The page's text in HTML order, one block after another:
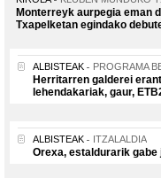
Monterreyk aurpegia eman
Txapelketan egindako
ALBISTEAK PROGRAMA
Herritarren galderei
lehendakariak, gaur,
ALBISTEAK ITZALALDIA
Orexa, estaldurarik